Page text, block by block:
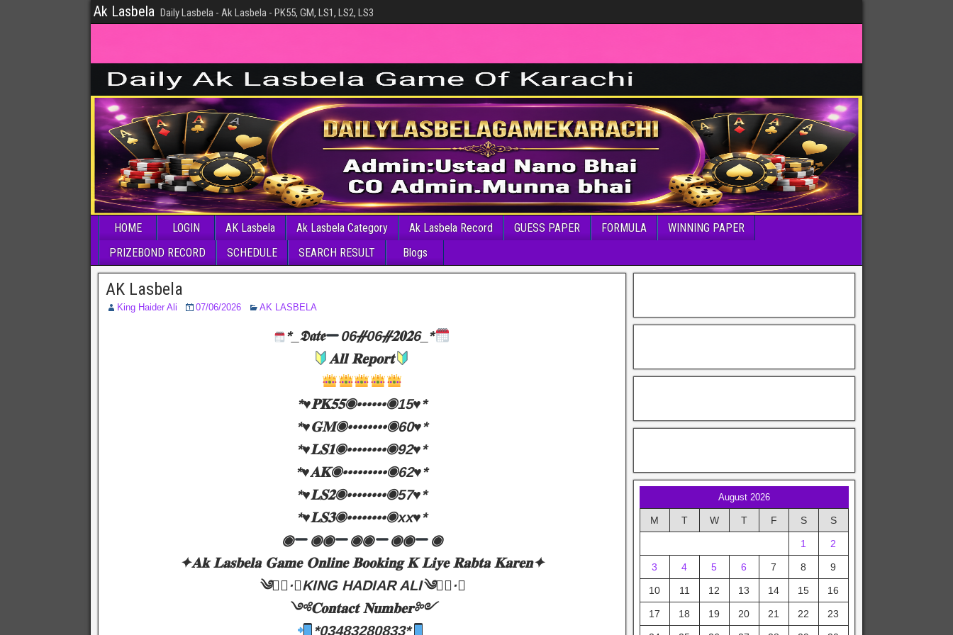
Ak Lasbela Daily Lasbela - Ak Lasbela - PK55, GM, LS1, LS2, LS3
HOME LOGIN AK Lasbela Ak Lasbela Category Ak Lasbela Record GUESS PAPER FORMULA
WINNING PAPER
PRIZEBOND RECORD
SCHEDULE SEARCH RESULT Blogs
AK Lasbela
King Haider Ali 07/06/2026 AK LASBELA
*_𝕯𝖆𝖙𝖊
06ᚌ06ᚌ𝟐𝟎𝟐6_*
𝐀𝐥𝐥 𝐑𝐞𝐩𝐨𝐫𝐭
*♥️𝐏𝐊𝟓𝟓◉••••••◉15♥️*
*♥️𝐆𝐌◉••••••••◉60♥️*
*♥️𝐋𝐒𝟏◉••••••••◉92♥️*
*♥️𝐀𝐊◉•••••••••◉62♥️*
*♥️𝐋𝐒𝟐◉••••••••◉57♥️*
*♥️𝐋𝐒𝟑◉••••••••◉xx♥️*
◉
◉◉ ◉◉ ◉◉
◉
✦𝐀𝐤 𝐋𝐚𝐬𝐛𝐞𝐥𝐚 𝐆𝐚𝐦𝐞 𝐎𝐧𝐥𝐢𝐧𝐞 𝐁𝐨𝐨𝐤𝐢𝐧𝐠 𝐊 𝐋𝐢𝐲𝐞 𝐑𝐚𝐛𝐭𝐚 𝐊𝐚𝐫𝐞𝐧✦
༄●⃝·★KING HADIAR ALI༄●⃝·★
༺𝐂𝐨𝐧𝐭𝐚𝐜𝐭 𝐍𝐮𝐦𝐛𝐞𝐫༻
*03483280833*
August 2026
M T W T F S S
1 2
3 4 5 6 7 8 9
10 11 12 13 14 15 16
17 18 19 20 21 22 23